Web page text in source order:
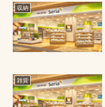
収納
雑貨